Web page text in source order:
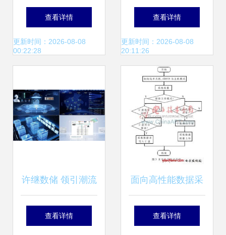
解析 数据处理与存
储支持服务的核心
查看详情
更新时间：2026-08-08
00:22:28
系统｜数据处理与
存储支持服务的创
新与实践
查看详情
更新时间：2026-08-08
20:11:26
许继数储 领引潮流
丨许继打造全系列
查看详情
面向高性能数据采
集的多处理器架构
查看详情